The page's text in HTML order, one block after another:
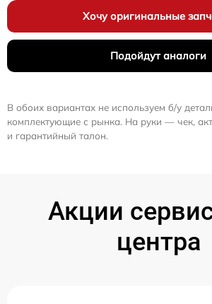
Хочу оригинальные
Подойдут аналоги
В обоих вариантах не используем б/у
комплектующие с рынка. На руки — чек,
и гарантийный талон.
Акции
центра